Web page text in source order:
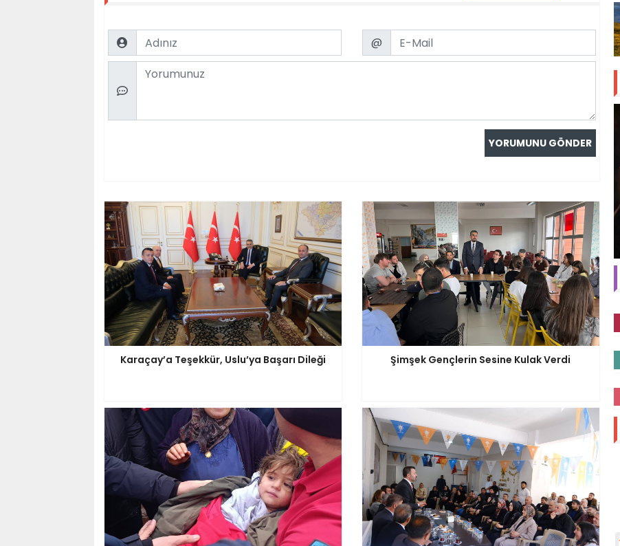
Name Email
@
Comment
Karaçay’a Teşekkür, Uslu’ya Başarı Dileği Şimşek Gençlerin Sesine Kulak Verdi